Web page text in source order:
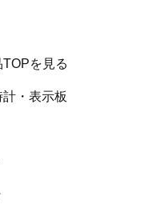
を見る
・表示板